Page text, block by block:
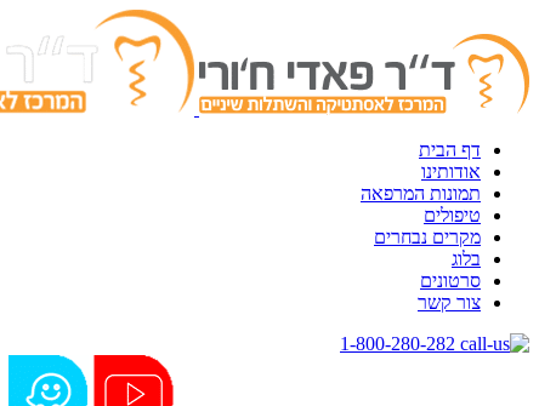
דף הבית
אודותינו
תמונות המרפאה
טיפולים
מקרים נבחרים
בלוג
סרטונים
צור קשר
1-800-280-282